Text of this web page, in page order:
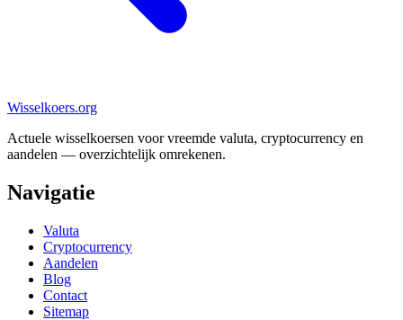
Wisselkoers.org
Actuele wisselkoersen voor vreemde valuta, cryptocurrency en
aandelen — overzichtelijk omrekenen.
Navigatie
Valuta
Cryptocurrency
Aandelen
Blog
Contact
Sitemap